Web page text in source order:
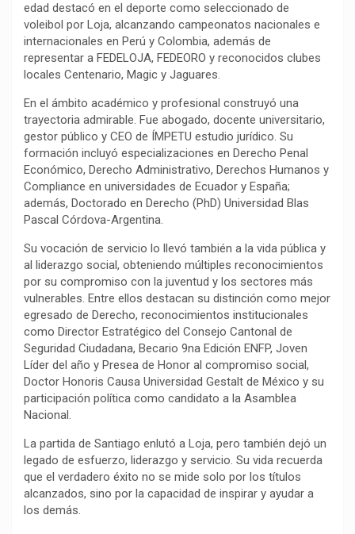
edad destacó en el deporte como seleccionado de
voleibol por Loja, alcanzando campeonatos nacionales e
internacionales en Perú y Colombia, además de
representar a FEDELOJA, FEDEORO y reconocidos clubes
locales Centenario, Magic y Jaguares.
En el ámbito académico y profesional construyó una
trayectoria admirable. Fue abogado, docente universitario,
gestor público y CEO de ÍMPETU estudio jurídico. Su
formación incluyó especializaciones en Derecho Penal
Económico, Derecho Administrativo, Derechos Humanos y
Compliance en universidades de Ecuador y España;
además, Doctorado en Derecho (PhD) Universidad Blas
Pascal Córdova-Argentina.
Su vocación de servicio lo llevó también a la vida pública y
al liderazgo social, obteniendo múltiples reconocimientos
por su compromiso con la juventud y los sectores más
vulnerables. Entre ellos destacan su distinción como mejor
egresado de Derecho, reconocimientos institucionales
como Director Estratégico del Consejo Cantonal de
Seguridad Ciudadana, Becario 9na Edición ENFP, Joven
Líder del año y Presea de Honor al compromiso social,
Doctor Honoris Causa Universidad Gestalt de México y su
participación política como candidato a la Asamblea
Nacional.
La partida de Santiago enlutó a Loja, pero también dejó un
legado de esfuerzo, liderazgo y servicio. Su vida recuerda
que el verdadero éxito no se mide solo por los títulos
alcanzados, sino por la capacidad de inspirar y ayudar a
los demás.